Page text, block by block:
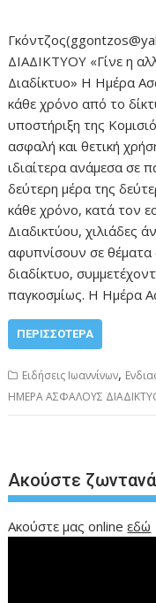
ΔΙΑΔΙΚΤΥΟΥ «Γίνε η
Διαδίκτυο» Η Ημέρα
κάθε χρόνο από το
υποστήριξη της
ασφαλή και θετική
ιδιαίτερα ανάμεσα σε
δεύτερη μέρα της
κάθε χρόνο, κατά τον
Διαδικτύου, χιλιάδες
αφυπνίσουν σε θέματα
διαδίκτυο,
παγκοσμίως. Η Ημέρα
ΠΕΡΙΣΣΌΤΕΡΑ
Ειδήσεις Ιωαννίνων,
ΗΜΕΡΑ ΑΣΦΑΛΟΥΣ
Ακούστε ζωντανά
Ακούστε μας onlineεδώ